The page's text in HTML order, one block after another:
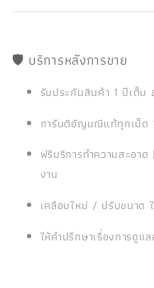
🛡️ บริการหลังการขาย
รับประกันสินค้า 1 ปีเต็ม
การันตีอัญมณีแท้ทุกเม็ด
ฟรีบริการทำความสะอา
งาน
เคลือบใหม่ / ปรับขนาด
ให้คำปรึกษาเรื่องการดู